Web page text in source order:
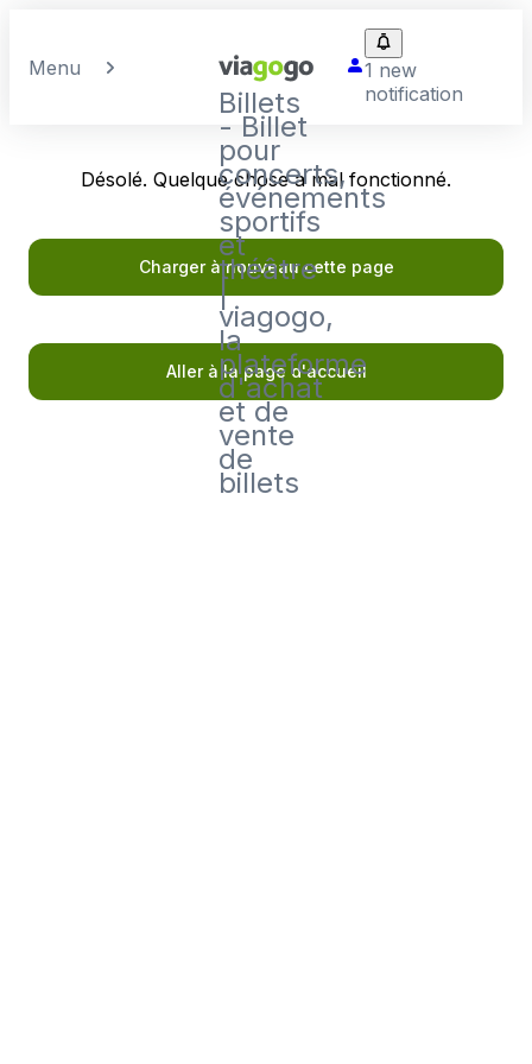
Menu
Billets
- Billet
pour
concerts,
événements
sportifs
et
théâtre
|
viagogo,
la
plateforme
d'achat
et de
vente
de
billets
1 new
notification
Désolé. Quelque chose a mal fonctionné.
Charger à nouveau cette page
Aller à la page d'accueil